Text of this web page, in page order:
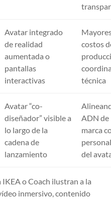
Avatar integrado
de realidad
aumentada o
pantallas
interactivas
costos
técnica
Avatar “co-
diseñador” visible a
lo largo de la
cadena de
lanzamiento
ADN de
marca
del
o Coach ilustran a la
inmersivo, contenido